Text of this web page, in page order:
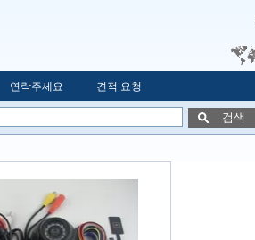
연락주세요 견적 요청
검색